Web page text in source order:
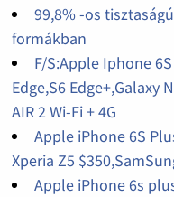
99,8% -os
formákban
F/S:Apple Iphone
Edge,S6 Edge+,Galaxy
AIR 2 Wi-Fi + 4G
Apple iPhone 6S
Xperia Z5
Apple iPhone 6s